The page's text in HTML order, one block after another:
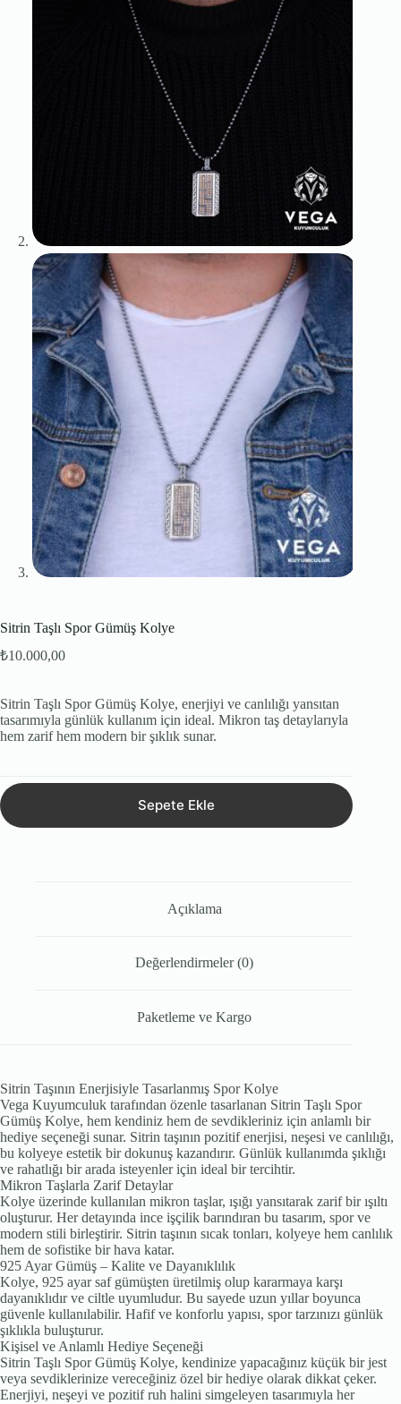
Sitrin Taşlı Spor Gümüş Kolye
₺10.000,00
Sitrin Taşlı Spor Gümüş Kolye, enerjiyi ve canlılığı yansıtan
tasarımıyla günlük kullanım için ideal. Mikron taş detaylarıyla
hem zarif hem modern bir şıklık sunar.
Sepete Ekle
Açıklama
Değerlendirmeler (0)
Paketleme ve Kargo
Sitrin Taşının Enerjisiyle Tasarlanmış Spor Kolye
Vega Kuyumculuk tarafından özenle tasarlanan Sitrin Taşlı Spor
Gümüş Kolye, hem kendiniz hem de sevdikleriniz için anlamlı bir
hediye seçeneği sunar. Sitrin taşının pozitif enerjisi, neşesi ve canlılığı,
bu kolyeye estetik bir dokunuş kazandırır. Günlük kullanımda şıklığı
ve rahatlığı bir arada isteyenler için ideal bir tercihtir.
Mikron Taşlarla Zarif Detaylar
Kolye üzerinde kullanılan mikron taşlar, ışığı yansıtarak zarif bir ışıltı
oluşturur. Her detayında ince işçilik barındıran bu tasarım, spor ve
modern stili birleştirir. Sitrin taşının sıcak tonları, kolyeye hem canlılık
hem de sofistike bir hava katar.
925 Ayar Gümüş – Kalite ve Dayanıklılık
Kolye, 925 ayar saf gümüşten üretilmiş olup kararmaya karşı
dayanıklıdır ve ciltle uyumludur. Bu sayede uzun yıllar boyunca
güvenle kullanılabilir. Hafif ve konforlu yapısı, spor tarzınızı günlük
şıklıkla buluşturur.
Kişisel ve Anlamlı Hediye Seçeneği
Sitrin Taşlı Spor Gümüş Kolye, kendinize yapacağınız küçük bir jest
veya sevdiklerinize vereceğiniz özel bir hediye olarak dikkat çeker.
Enerjiyi, neşeyi ve pozitif ruh halini simgeleyen tasarımıyla her